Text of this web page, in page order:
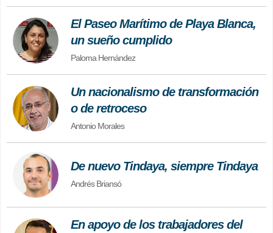
El Paseo Marítimo de Playa Blanca,
un sueño cumplido
Paloma Hernández
Un nacionalismo de transformación
o de retroceso
Antonio Morales
De nuevo Tindaya, siempre Tindaya
Andrés Briansó
En apoyo de los trabajadores del